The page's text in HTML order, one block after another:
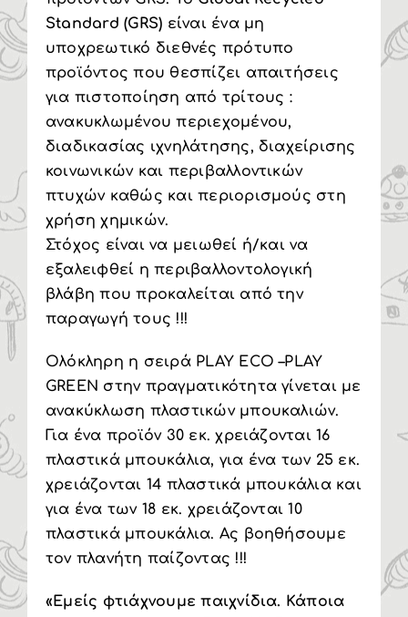
Standard (GRS) είναι ένα μη
υποχρεωτικό διεθνές πρότυπο
προϊόντος που θεσπίζει απαιτήσεις
για πιστοποίηση από τρίτους :
ανακυκλωμένου περιεχομένου,
διαδικασίας ιχνηλάτησης, διαχείρισης
κοινωνικών και περιβαλλοντικών
πτυχών καθώς και περιορισμούς στη
χρήση χημικών.
Στόχος είναι να μειωθεί ή/και να
εξαλειφθεί η περιβαλλοντολογική
βλάβη που προκαλείται από την
παραγωγή τους !!!
Ολόκληρη η σειρά PLAY ECO –PLAY
GREEN στην πραγματικότητα γίνεται με
ανακύκλωση πλαστικών μπουκαλιών.
Για ένα προϊόν 30 εκ. χρειάζονται 16
πλαστικά μπουκάλια, για ένα των 25 εκ.
χρειάζονται 14 πλαστικά μπουκάλια και
για ένα των 18 εκ. χρειάζονται 10
πλαστικά μπουκάλια. Ας βοηθήσουμε
τον πλανήτη παίζοντας !!!
«Εμείς φτιάχνουμε παιχνίδια. Κάποια